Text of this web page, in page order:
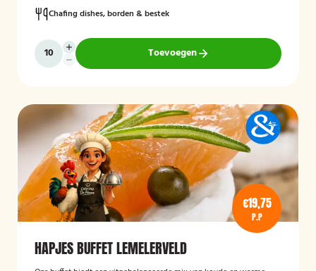
Chafing dishes, borden & bestek
Toevoegen
€19,75
P.P
HAPJES BUFFET LEMELERVELD